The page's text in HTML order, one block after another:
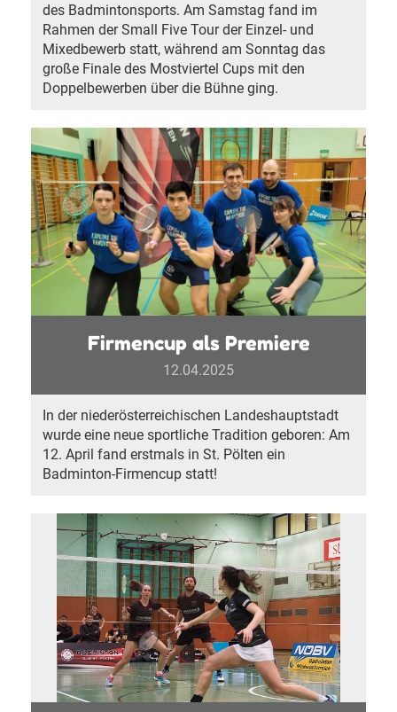
des Badmintonsports. Am Samstag fand im
Rahmen der Small Five Tour der Einzel- und
Mixedbewerb statt, während am Sonntag das
große Finale des Mostviertel Cups mit den
Doppelbewerben über die Bühne ging.
Firmencup als Premiere
12.04.2025
In der niederösterreichischen Landeshauptstadt
wurde eine neue sportliche Tradition geboren: Am
12. April fand erstmals in St. Pölten ein
Badminton-Firmencup statt!